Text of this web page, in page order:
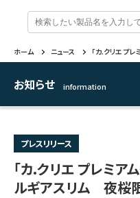
検
索
:
製品情報
ボールペン
シャープペンシル
企業情報
採用情報
IR・CSR情報
特集
動画コンテンツを見る
よくあるご質問
芯の交換・補充方法につい
ホーム ニュース 「カ.クリエ プ
お知らせ information
プレスリリース
「カ.クリエ プレミ
ルギアスリム 夜桜